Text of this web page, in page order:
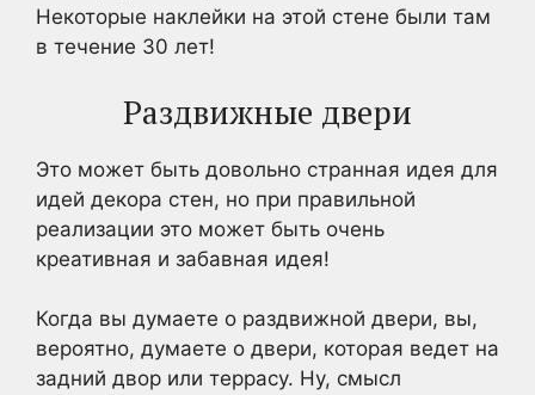
Некоторые наклейки на этой стене были там
в течение 30 лет!
Раздвижные двери
Это может быть довольно странная идея для
идей декора стен, но при правильной
реализации это может быть очень
креативная и забавная идея!
Когда вы думаете о раздвижной двери, вы,
вероятно, думаете о двери, которая ведет на
задний двор или террасу. Ну, смысл